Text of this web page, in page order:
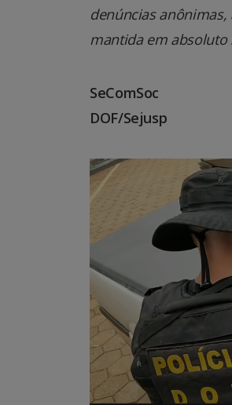
denúncias anônimas,
mantida em absoluto
SeComSoc
DOF/Sejusp
Tocador
de
vídeo